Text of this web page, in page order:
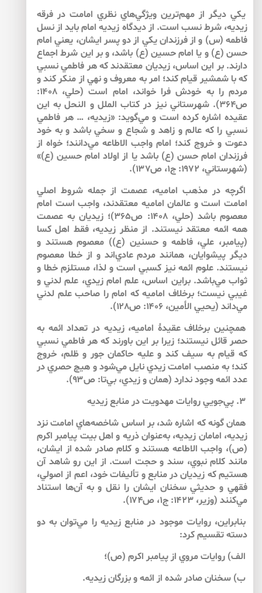
يكي ديگر از مهم‌ترين ويژگي‌هاي نظري امامت در فرقه
زيديه، شرط نسب است. از ديدگاه زيديه امام بايد از نسل
فاطمه (س) و از فرزندان يكي از دو پسر ايشان، يعني امام
حسن (ع) و يا امام حسين (ع) باشد، و بر اين شرط اجماع
دارند. بر اين اساس، زيديان معتقدند كه هر فاطمي نسبي
كه با شمشير قيام كند؛ امر به معروف و نهي از منكر كند و
مردم را به خودش فرا خواند، امام است (حلي، ۱۴۰۸:
ص۳۶۴). شهرستاني نيز در كتاب الملل و النحل به اين
عقيده اشاره كرده است و مي‌گويد: «زيديه، … هر فاطمي
نسبي را كه عالم و زاهد و شجاع و سخي باشد و به خود
دعوت و خروج كند؛ امام واجب الاطاعه مي‌دانند؛ خواه از
فرزندان امام حسن (ع) باشد يا از اولاد امام حسين (ع)»
(شهرستاني، ۱۹۷۲: ج۱، ص۱۳۷).
اگرچه در مذهب اماميه، عصمت از جمله شروط اصلي
امامت است و عالمان اماميه معتقدند، واجب است امام
معصوم باشد (‌حلي، ۱۴۰۸: ص۳۶۵)؛ زيديان به عصمت
همه‌ ائمه معتقد نيستند. از منظر زيديه، فقط اهل كسا
(پيامبر، علي، فاطمه و حسنين (ع)) معصوم هستند و
ديگر پيشوايان، همانند مردم عادي‌اند و از خطا معصوم
نيستند. علوم ائمه نيز كسبي است و لذا، مستلزم خطا و
ثواب مي‌باشد. براين اساس، علم امام زيدي، علم لدني و
غيبي نيست؛ برخلاف اماميه كه امام را صاحب علم لدني
مي‌داند (يحيي الأمين، ۱۴۰۶: ص۱۲۸).
همچنين برخلاف عقيدۀ اماميه، زيديه در تعداد ائمه به
حصر قائل نيستند؛ زيرا بر اين باورند كه هر فاطمي نسبي
كه قيام به سيف كند و عليه حاكمان جور و ظلم، خروج
كند؛ به منصب امامت زيدي نايل مي‌شود و هيچ حصري در
عدد ائمه وجود ندارد (همان و زيدي، بي‌تا: ص۹۳).
۳. پي‌جويي روايات مهدويت در منابع زيديه
همان گونه كه اشاره شد، بر اساس شاخصه‌هاي امامت نزد
زيديه، امامان زيديه، به‌عنوان ذريه و اهل بيت پيامبر اكرم
(ص)، واجب الاطاعه هستند و كلام صادر شده از ايشان،
مانند كلام نبوي، سند و حجت است. از اين رو شاهد آن
هستيم كه زيديان در منابع و تأليفات خود، اعم از اصولي،
فقهي و حديثي سخنان ايشان را نقل و به آن‌ها استناد
مي‌كنند (وزير، ۱۴۲۳: ج۱، ص۱۷۴).
بنابراين، روايات موجود در منابع زيديه را مي‌توان به دو
دسته تقسيم كرد:
الف) روايات مروي از پيامبر اكرم (ص)؛
ب) سخنان صادر شده از ائمه و بزرگان زيديه.